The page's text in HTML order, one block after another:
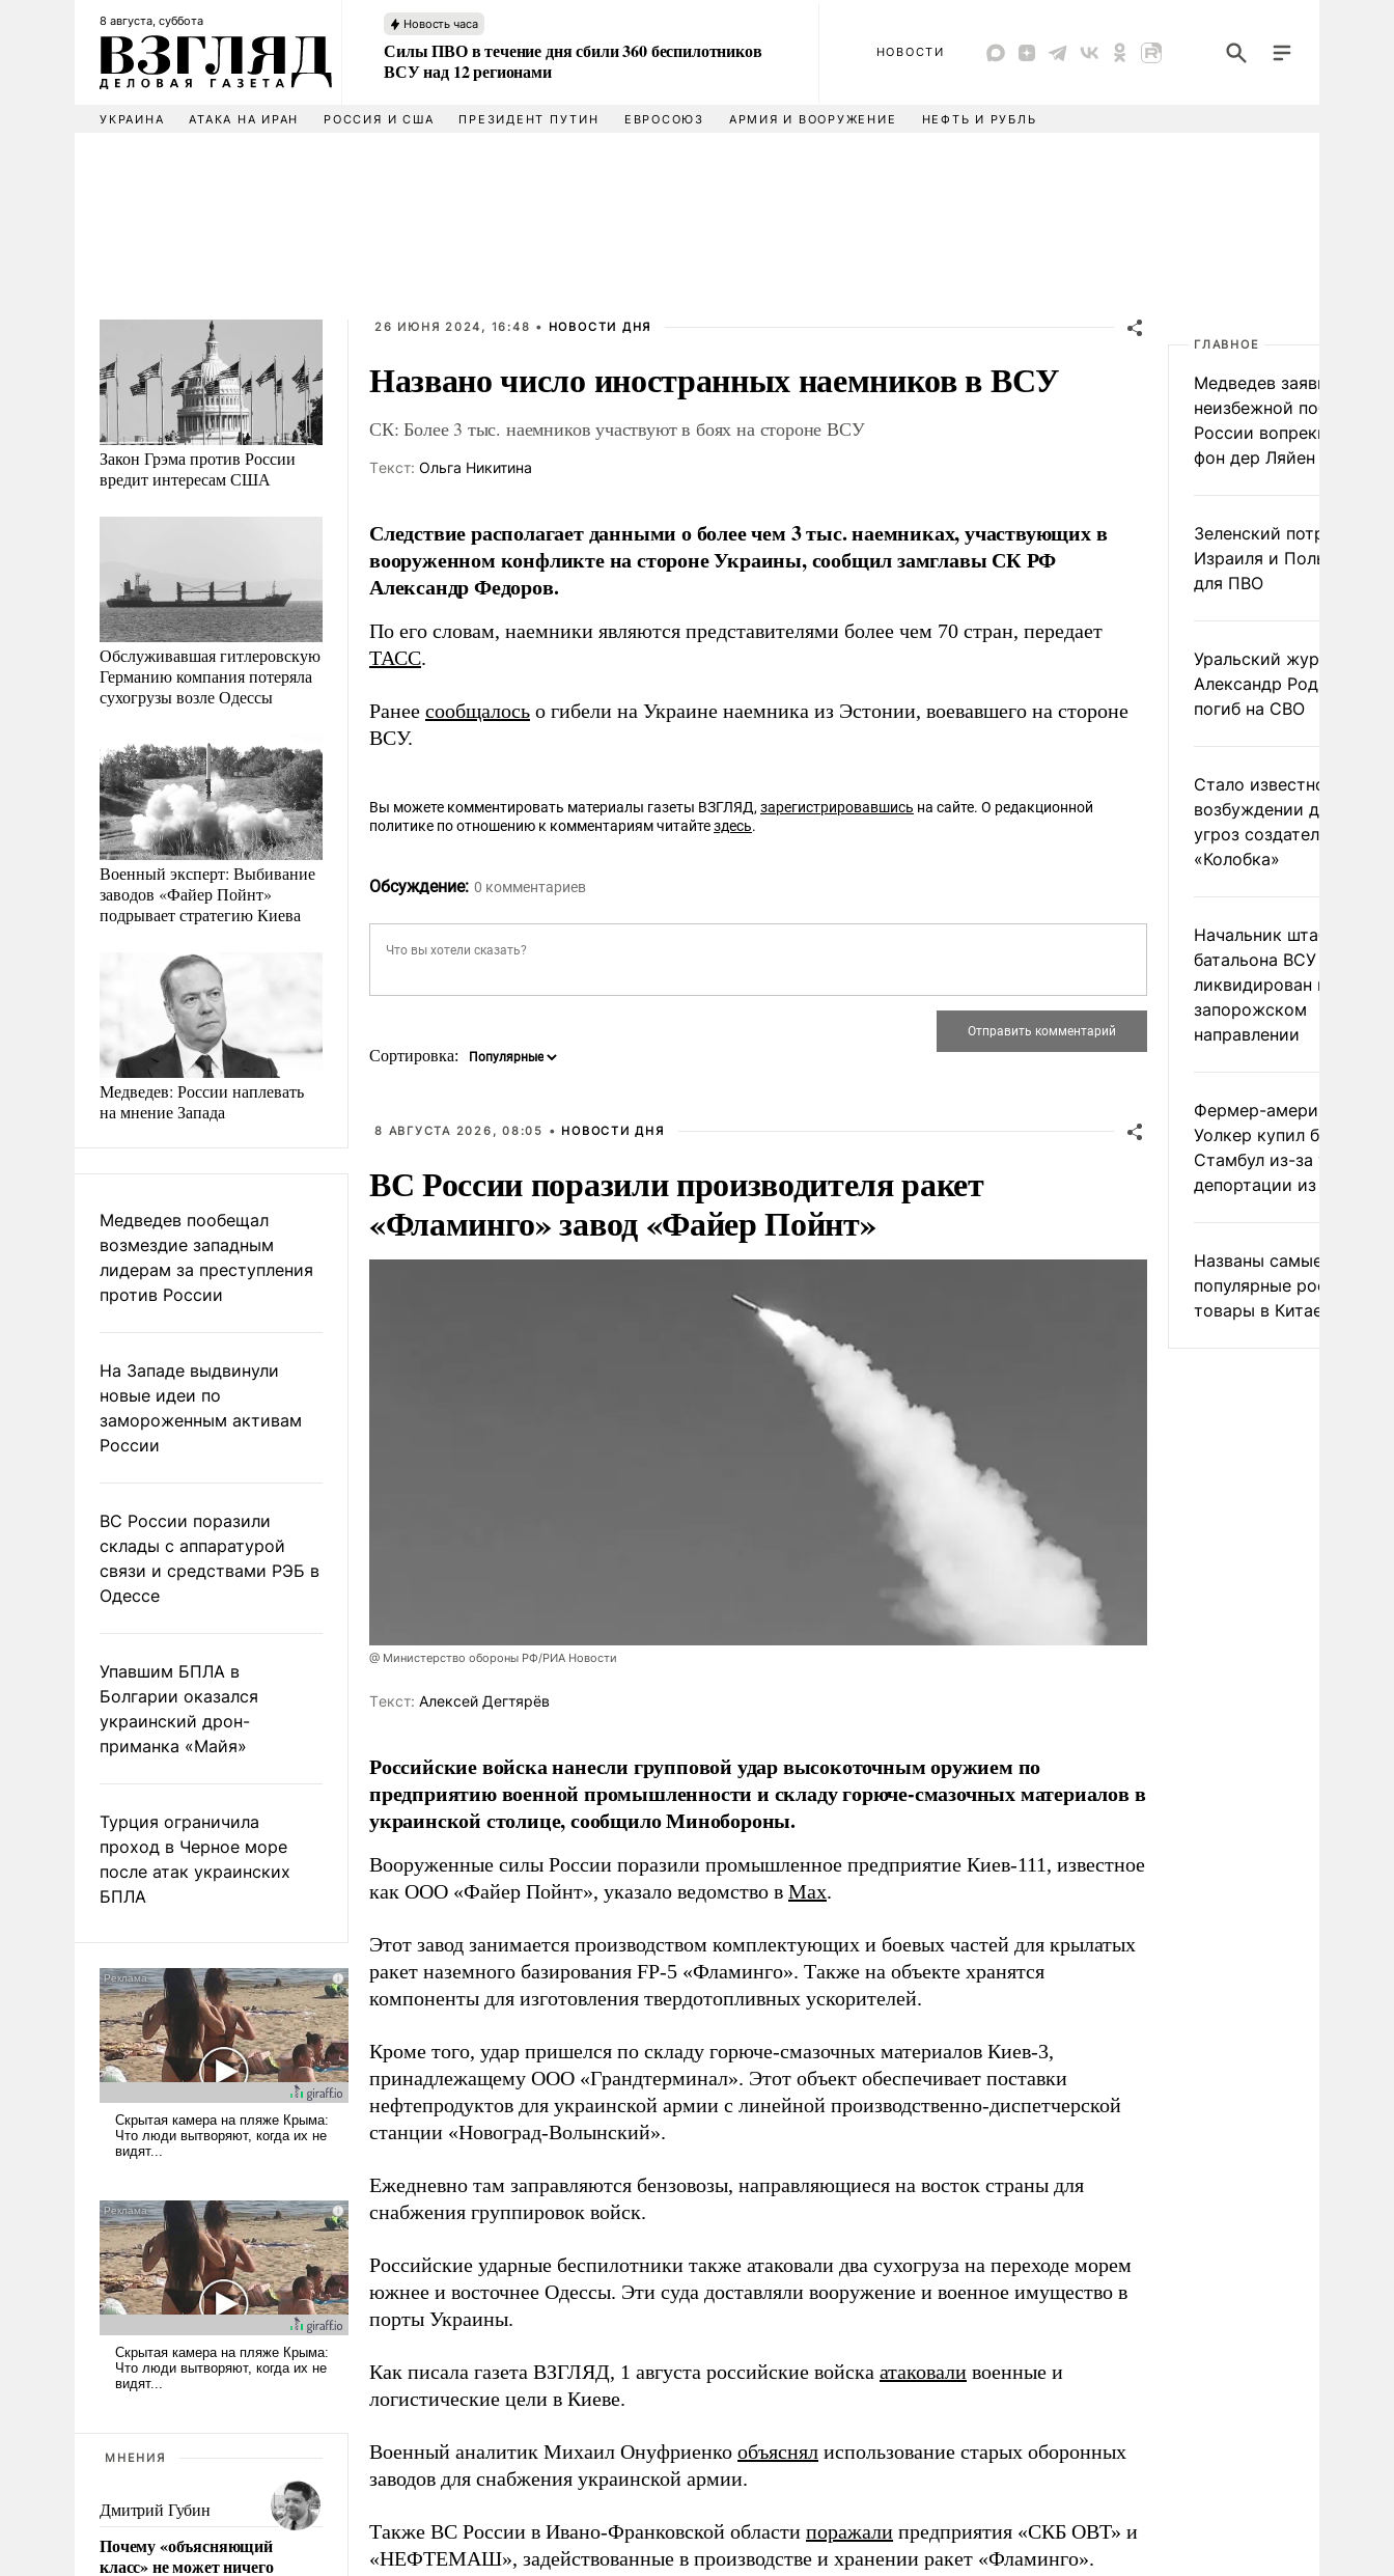
8 августа, суббота Новость часа
Силы ПВО в течение дня сбили 360 беспилотников
ВСУ над 12 регионами
НОВОСТИ
УКРАИНА АТАКА НА ИРАН РОССИЯ И США ПРЕЗИДЕНТ ПУТИН ЕВРОСОЮЗ АРМИЯ И ВООРУЖЕНИЕ НЕФТЬ И РУБЛЬ
Закон Грэма против России
вредит интересам США
Обслуживавшая гитлеровскую
Германию компания потеряла
сухогрузы возле Одессы
Военный эксперт: Выбивание
заводов «Файер Пойнт»
подрывает стратегию Киева
Медведев: России наплевать
на мнение Запада
Медведев пообещал
возмездие западным
лидерам за преступления
против России
На Западе выдвинули
новые идеи по
замороженным активам
России
ВС России поразили
склады с аппаратурой
связи и средствами РЭБ в
Одессе
Упавшим БПЛА в
Болгарии оказался
украинский дрон-
приманка «Майя»
Турция ограничила
проход в Черное море
после атак украинских
БПЛА
МНЕНИЯ
Дмитрий Губин
Почему «объясняющий
класс» не может ничего
26 ИЮНЯ 2024, 16:48 • НОВОСТИ ДНЯ
Названо число иностранных наемников в ВСУ
СК: Более 3 тыс. наемников участвуют в боях на стороне ВСУ
Tекст: Ольга Никитина
Следствие располагает данными о более чем 3 тыс. наемниках, участвующих в
вооруженном конфликте на стороне Украины, сообщил замглавы СК РФ
Александр Федоров.
По его словам, наемники являются представителями более чем 70 стран, передает
ТАСС.
Ранее сообщалось о гибели на Украине наемника из Эстонии, воевавшего на стороне
ВСУ.
Вы можете комментировать материалы газеты ВЗГЛЯД, зарегистрировавшись на сайте. О редакционной
политике по отношению к комментариям читайтездесь.
Обсуждение: 0 комментариев
Сортировка:
8 АВГУСТА 2026, 08:05 • НОВОСТИ ДНЯ
ВС России поразили производителя ракет
«Фламинго» завод «Файер Пойнт»
@ Министерство обороны РФ/РИА Новости
Tекст: Алексей Дегтярёв
Российские войска нанесли групповой удар высокоточным оружием по
предприятию военной промышленности и складу горюче-смазочных материалов в
украинской столице, сообщило Минобороны.
Вооруженные силы России поразили промышленное предприятие Киев-111, известное
как ООО «Файер Пойнт», указало ведомство в Max.
Этот завод занимается производством комплектующих и боевых частей для крылатых
ракет наземного базирования FP-5 «Фламинго». Также на объекте хранятся
компоненты для изготовления твердотопливных ускорителей.
Кроме того, удар пришелся по складу горюче-смазочных материалов Киев-3,
принадлежащему ООО «Грандтерминал». Этот объект обеспечивает поставки
нефтепродуктов для украинской армии с линейной производственно-диспетчерской
станции «Новоград-Волынский».
Ежедневно там заправляются бензовозы, направляющиеся на восток страны для
снабжения группировок войск.
Российские ударные беспилотники также атаковали два сухогруза на переходе морем
южнее и восточнее Одессы. Эти суда доставляли вооружение и военное имущество в
порты Украины.
Как писала газета ВЗГЛЯД, 1 августа российские войска атаковали военные и
логистические цели в Киеве.
Военный аналитик Михаил Онуфриенко объяснял использование старых оборонных
заводов для снабжения украинской армии.
Также ВС России в Ивано-Франковской области поражали предприятия «СКБ ОВТ» и
«НЕФТЕМАШ», задействованные в производстве и хранении ракет «Фламинго».
ГЛАВНОЕ
Медведев заявил о
неизбежной победе
России вопреки словам
фон дер Ляйен
Зеленский потребовал
Израиля и Польши
для ПВО
Уральский журналист
Александр Родионов
погиб на СВО
Стало известно о
возбуждении дела из-
угроз создателям
«Колобка»
Начальник штаба
батальона ВСУ
ликвидирован на
запорожском
направлении
Фермер-американец
Уолкер купил билет в
Стамбул из-за угрозы
депортации из России
Названы самые
популярные российские
товары в Китае